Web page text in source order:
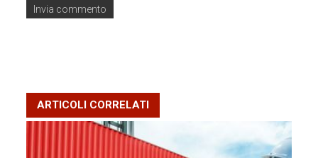
ARTICOLI CORRELATI